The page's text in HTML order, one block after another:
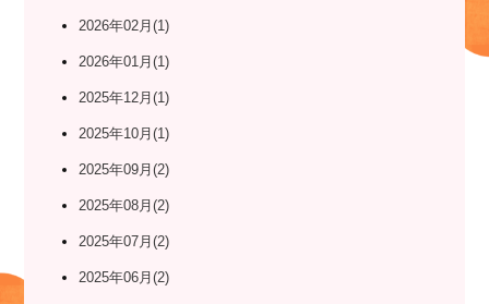
2026年02月(1)
2026年01月(1)
2025年12月(1)
2025年10月(1)
2025年09月(2)
2025年08月(2)
2025年07月(2)
2025年06月(2)